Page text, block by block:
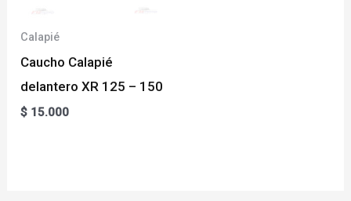
Calapié
Caucho Calapié
delantero XR 125 – 150
$ 15.000